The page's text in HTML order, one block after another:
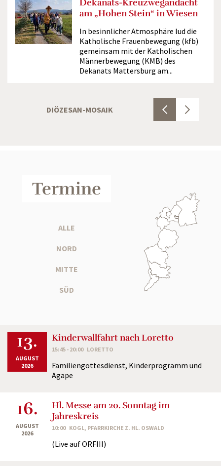
Dekanats-Kreuzwegandacht
am „Hohen Stein“ in Wiesen
In besinnlicher Atmosphäre lud die
Katholische Frauenbewegung (kfb)
gemeinsam mit der Katholischen
Männerbewegung (KMB) des
Dekanats Mattersburg am...
DIÖZESAN-MOSAIK PREDIGTEN DES
Termine
ALLE
NORD
MITTE
SÜD
13.
AUGUST
2026
Kinderwallfahrt nach Loretto
15:45 - 20:00 LORETTO
Familiengottesdienst, Kinderprogramm und
Agape
16.
AUGUST
2026
Hl. Messe am 20. Sonntag im
Jahreskreis
10:00 KOGL, PFARRKIRCHE Z. HL. OSWALD
(Live auf ORFIII)